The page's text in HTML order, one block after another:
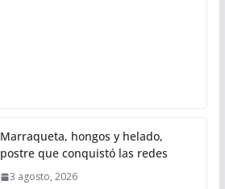
Marraqueta, hongos y helado,
postre que conquistó las redes
3 agosto, 2026